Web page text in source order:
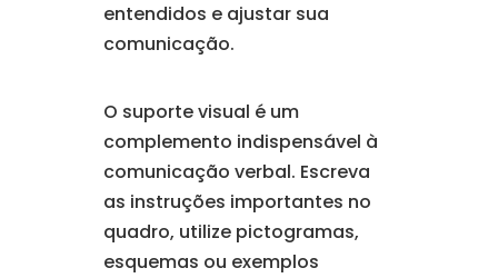
entendidos e ajustar sua
comunicação.
O suporte visual é um
complemento indispensável à
comunicação verbal. Escreva
as instruções importantes no
quadro, utilize pictogramas,
esquemas ou exemplos